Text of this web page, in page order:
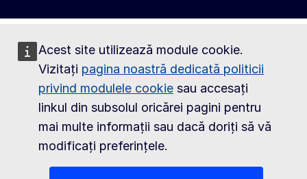
Acest site utilizează module cookie.
Vizitați pagina noastră dedicată politicii
privind modulele cookie sau accesați
linkul din subsolul oricărei pagini pentru
mai multe informații sau dacă doriți să vă
modificați preferințele.